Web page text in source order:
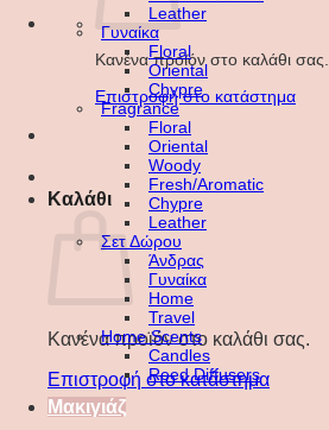
Κανένα προϊόν στο καλάθι σας.
Επιστροφή στο κατάστημα
Καλάθι
Κανένα προϊόν στο καλάθι σας.
Επιστροφή στο κατάστημα
Leather
Γυναίκα
Floral
Oriental
Chypre
Fragrance
Floral
Oriental
Woody
Fresh/Aromatic
Chypre
Leather
Σετ Δώρου
Άνδρας
Γυναίκα
Home
Travel
Home Scents
Candles
Reed Diffusers
Μακιγιάζ